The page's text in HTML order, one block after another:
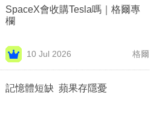
SpaceX會收購Tesla嗎｜格爾專
欄
10 Jul 2026 格爾
記憶體短缺 蘋果存隱憂